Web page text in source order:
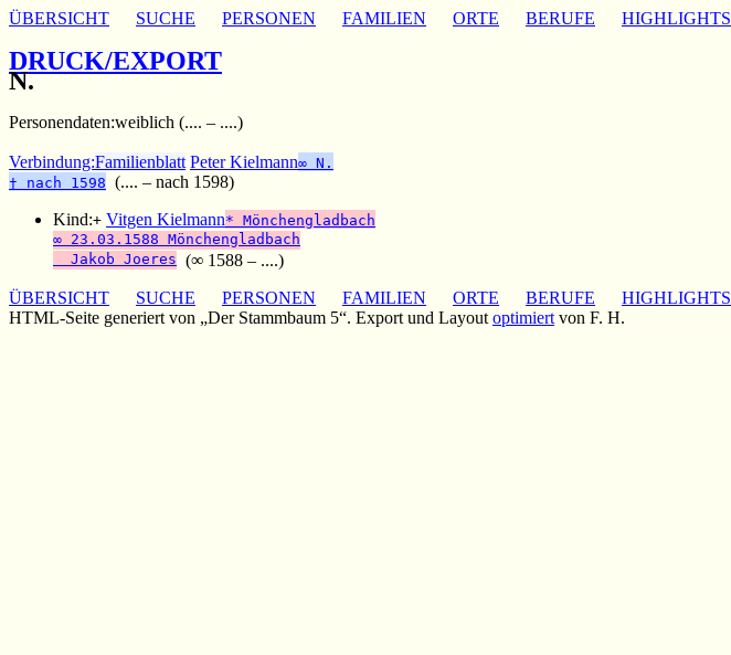
ÜBERSICHT SUCHE PERSONEN FAMILIEN ORTE BERUFE HIGHLIGHTS
DRUCK/EXPORT
N.
Personendaten:weiblich (.... – ....)
Verbindung:Familienblatt Peter Kielmann∞ N.
† nach 1598 (.... – nach 1598)
Kind:+ Vitgen Kielmann* Mönchengladbach
∞ 23.03.1588 Mönchengladbach
Jakob Joeres (∞ 1588 – ....)
ÜBERSICHT
SUCHE PERSONEN FAMILIEN ORTE BERUFE HIGHLIGHTS
HTML-Seite generiert von „Der Stammbaum 5“. Export und Layout optimiert von F. H.